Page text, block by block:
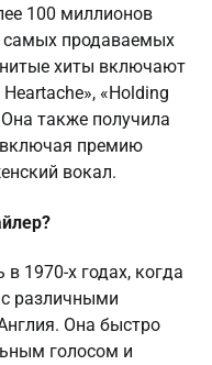
100 миллионов
самых продаваемых
хиты включают
«Holding
также получила
включая премию
вокал.
1970-х годах, когда
различными
Она быстро
голосом и